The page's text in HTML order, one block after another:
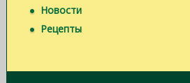
Новости
Рецепты